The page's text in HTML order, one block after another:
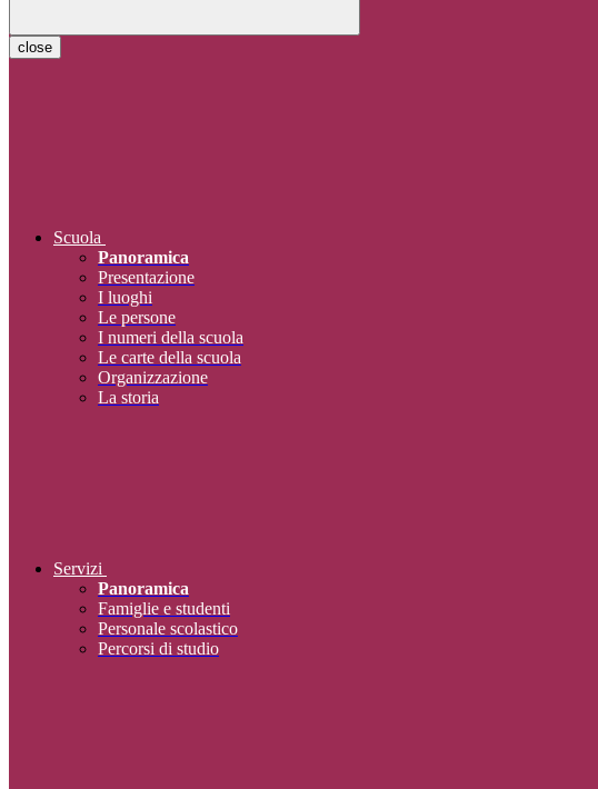
close
Scuola
Panoramica
Presentazione
I luoghi
Le persone
I numeri della scuola
Le carte della scuola
Organizzazione
La storia
Servizi
Panoramica
Famiglie e studenti
Personale scolastico
Percorsi di studio